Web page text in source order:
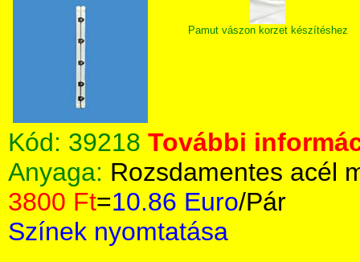
Pamut vászon korzet készítéshez
Kód: 39218 További
Anyaga: Rozsdamentes acél
3800 Ft=10.86 Euro/Pár
Színek nyomtatása